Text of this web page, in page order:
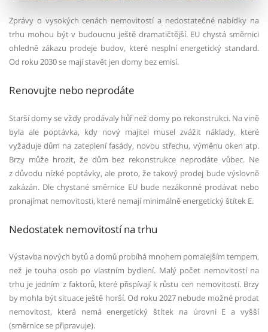
Zprávy o vysokých cenách nemovitostí a nedostatečné nabídky na
trhu mohou být v budoucnu ještě dramatičtější. EU chystá směrnici
ohledně zákazu prodeje budov, které nesplní energetický standard.
Od roku 2030 se mají stavět jen domy bez emisí.
Renovujte nebo neprodáte
Starší domy se vždy prodávaly hůř než domy po rekonstrukci. Na vině
byla ale poptávka, kdy nový majitel musel zvážit náklady, které
vyžaduje dům na zateplení fasády, novou střechu, výměnu oken atp.
Brzy může hrozit, že dům bez rekonstrukce neprodáte vůbec. Ne
z důvodu nízké poptávky, ale proto, že takový prodej bude výslovně
zakázán. Dle chystané směrnice EU bude nezákonné prodávat nebo
pronajímat nemovitosti, které nemají minimálně energetický štítek E.
Nedostatek nemovitostí na trhu
Výstavba nových bytů a domů probíhá mnohem pomalejším tempem,
než je touha osob po vlastním bydlení. Malý počet nemovitostí na
trhu je jedním z faktorů, které přispívají k růstu cen nemovitostí. Brzy
by mohla být situace ještě horší. Od roku 2027 nebude možné prodat
nemovitost, která nemá energetický štítek na úrovni E a vyšší
(směrnice se připravuje).